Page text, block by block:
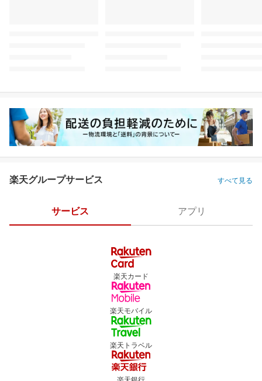
楽天グループサービス すべて見る
サービス アプリ
楽天カード
楽天モバイル
楽天トラベル